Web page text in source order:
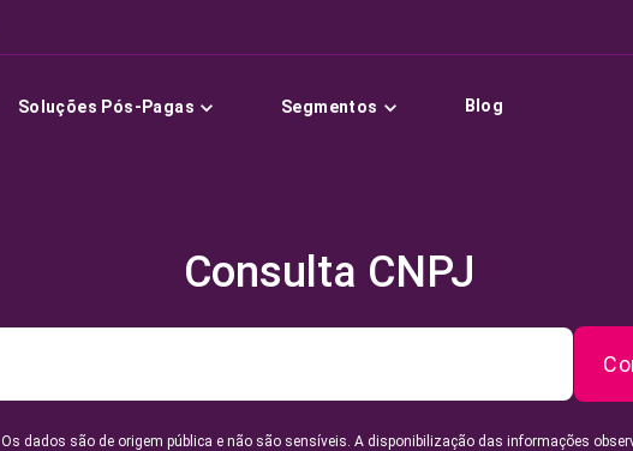
Soluções Pós-Pagas Segmentos Blog
Consulta CNPJ
Os dados são de origem pública e não são sensíveis. A disponibilização das informações